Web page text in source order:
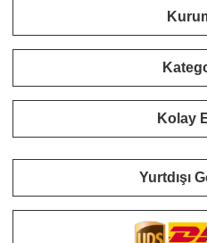
Kolay
Yurtdışı